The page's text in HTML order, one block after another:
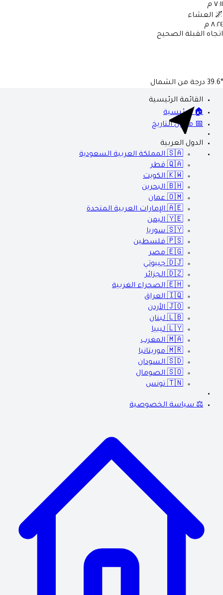
٧:١١ م
🌌 العشاء
٨:٢٤ م
اتجاه القبلة الصحيح
39.6° درجة من الشمال
القائمة الرئيسية
🏠 الرئيسية
📅 محول التاريخ
الدول العربية
🇸🇦 المملكة العربية السعودية
🇶🇦 قطر
🇰🇼 الكويت
🇧🇭 البحرين
🇴🇲 عمان
🇦🇪 الإمارات العربية المتحدة
🇾🇪 اليمن
🇸🇾 سوريا
🇵🇸 فلسطين
🇪🇬 مصر
🇩🇯 جيبوتي
🇩🇿 الجزائر
🇪🇭 الصحراء الغربية
🇮🇶 العراق
🇯🇴 الأردن
🇱🇧 لبنان
🇱🇾 ليبيا
🇲🇦 المغرب
🇲🇷 موريتانيا
🇸🇩 السودان
🇸🇴 الصومال
🇹🇳 تونس
⚖️ سياسة الخصوصية